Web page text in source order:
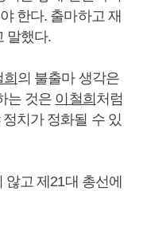
한다. 출마하고 재
말했다.
의 불출마 생각은
는 것은 이철희 처럼
치가 정화될 수 있
고 제21대 총선에